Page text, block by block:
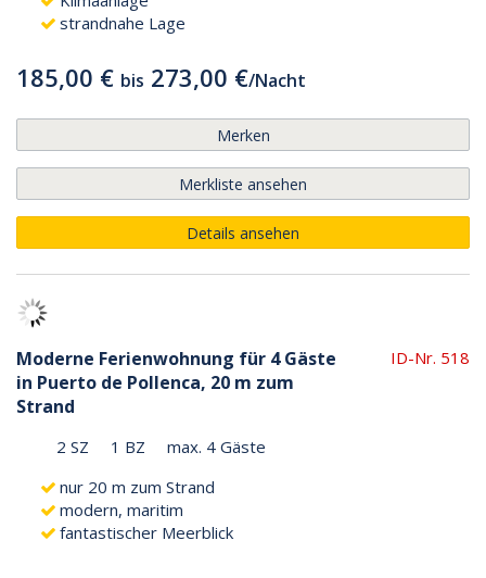
strandnahe Lage
185,00 € bis 273,00 €/Nacht
Merken
Merkliste ansehen
Details ansehen
Moderne Ferienwohnung für 4 Gäste
in Puerto de Pollenca, 20 m zum
Strand
ID-Nr. 518
2 SZ 1 BZ
max. 4 Gäste
nur 20 m zum Strand
modern, maritim
fantastischer Meerblick